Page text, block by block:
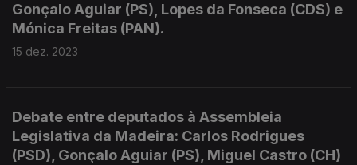
Gonçalo Aguiar (PS), Lopes da Fonseca (CDS) e
Mónica Freitas (PAN).
15 dez. 2023
Debate entre deputados à Assembleia
Legislativa da Madeira: Carlos Rodrigues
(PSD), Gonçalo Aguiar (PS), Miguel Castro (CH)